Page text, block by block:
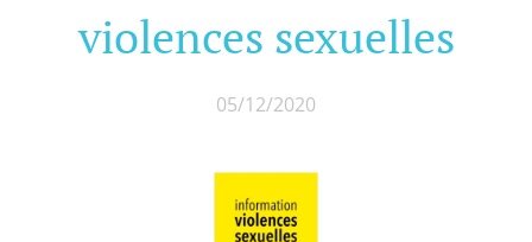
violences sexuelles
05/12/2020